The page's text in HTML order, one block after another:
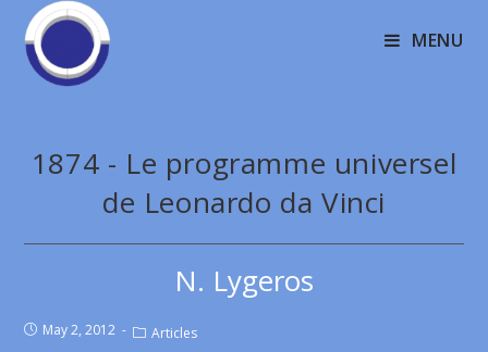
MENU
1874 - Le programme universel
de Leonardo da Vinci
N. Lygeros
May 2, 2012 Articles